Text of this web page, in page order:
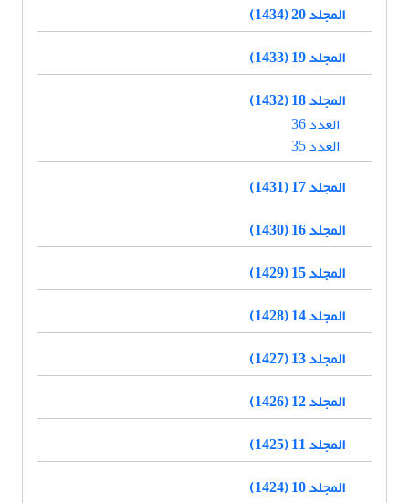
المجلد 20 (1434)
المجلد 19 (1433)
المجلد 18 (1432)
العدد 36
العدد 35
المجلد 17 (1431)
المجلد 16 (1430)
المجلد 15 (1429)
المجلد 14 (1428)
المجلد 13 (1427)
المجلد 12 (1426)
المجلد 11 (1425)
المجلد 10 (1424)